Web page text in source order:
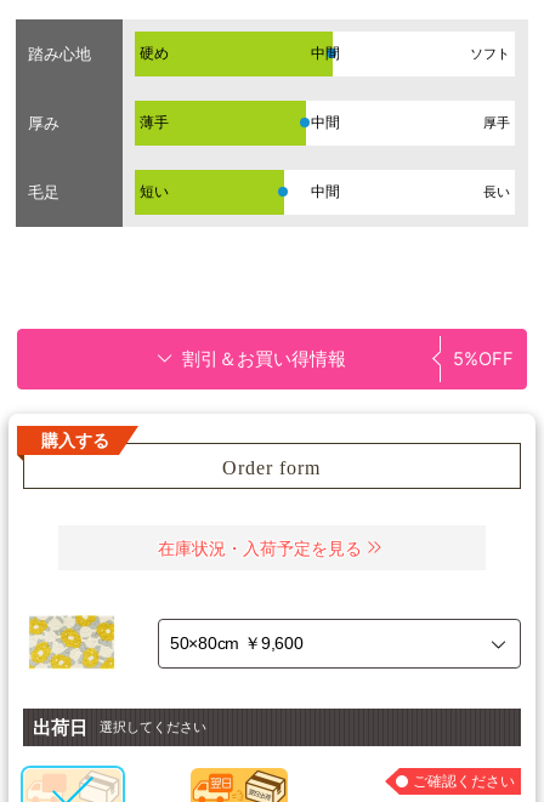
踏み心地 硬め ソフト
厚み 薄手 厚手
毛足 短い 長い
割引＆お買い得情報 5%OFF
購入する
Order form
在庫状況・入荷予定を見る
出荷日 選択してください
ご確認ください